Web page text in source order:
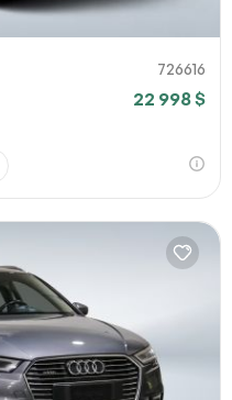
726616
22 998 $